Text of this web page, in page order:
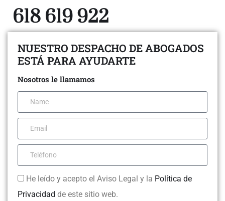
618 619 922
NUESTRO DESPACHO DE ABOGADOS
ESTÁ PARA AYUDARTE
Nosotros le llamamos
He leído y acepto el Aviso Legal y la Política de
Privacidad de este sitio web.